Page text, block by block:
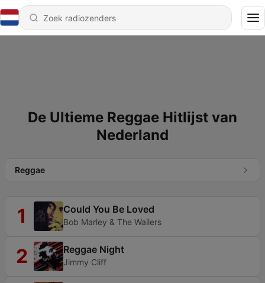
De Ultieme Reggae Hitlijst van
Nederland
Reggae
1 Could You Be Loved
Bob Marley & The Wailers
2 Reggae Night
Jimmy Cliff